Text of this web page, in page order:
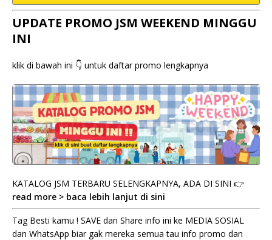
UPDATE PROMO JSM WEEKEND MINGGU
INI
klik di bawah ini 👇 untuk daftar promo lengkapnya
KATALOG JSM TERBARU SELENGKAPNYA, ADA DI SINI 👉
read more > baca lebih lanjut di sini
Tag Besti kamu ! SAVE dan Share info ini ke MEDIA SOSIAL
dan WhatsApp biar gak mereka semua tau info promo dan